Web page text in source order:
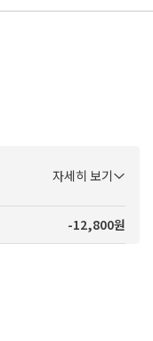
자세히 보기
-12,800원